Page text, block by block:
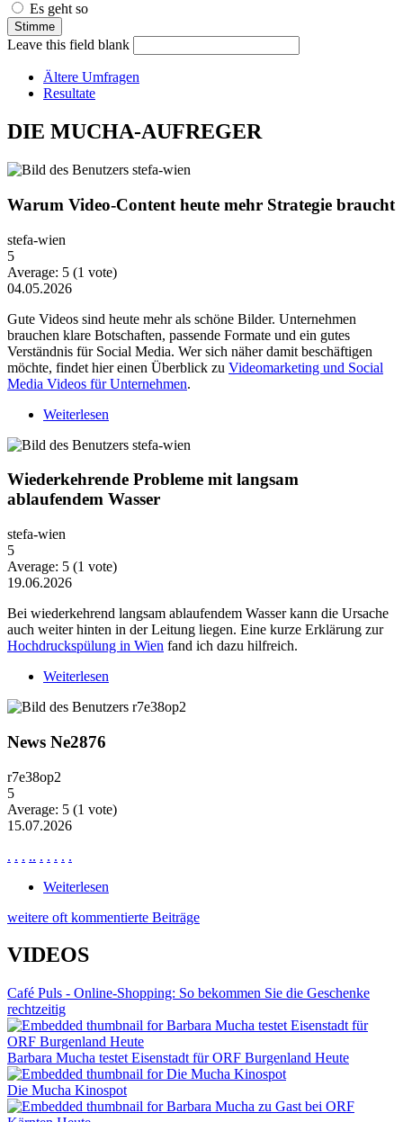
Es geht so
Leave this field blank
Ältere Umfragen
Resultate
DIE MUCHA-AUFREGER
Warum Video-Content heute mehr Strategie braucht
stefa-wien
5
Average: 5 (1 vote)
04.05.2026
Gute Videos sind heute mehr als schöne Bilder. Unternehmen
brauchen klare Botschaften, passende Formate und ein gutes
Verständnis für Social Media. Wer sich näher damit beschäftigen
möchte, findet hier einen Überblick zu Videomarketing und Social
Media Videos für Unternehmen.
Weiterlesen
Wiederkehrende Probleme mit langsam
ablaufendem Wasser
stefa-wien
5
Average: 5 (1 vote)
19.06.2026
Bei wiederkehrend langsam ablaufendem Wasser kann die Ursache
auch weiter hinten in der Leitung liegen. Eine kurze Erklärung zur
Hochdruckspülung in Wien fand ich dazu hilfreich.
Weiterlesen
News Ne2876
r7e38op2
5
Average: 5 (1 vote)
15.07.2026
. . . .. . . . . .
Weiterlesen
weitere oft kommentierte Beiträge
VIDEOS
Café Puls - Online-Shopping: So bekommen Sie die Geschenke
rechtzeitig
Barbara Mucha testet Eisenstadt für ORF Burgenland Heute
Die Mucha Kinospot